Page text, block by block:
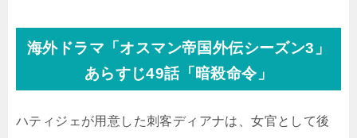
海外ドラマ「オスマン帝国外伝シーズン3」
あらすじ49話「暗殺命令」
ハティジェが用意した刺客ディアナは、女官として後